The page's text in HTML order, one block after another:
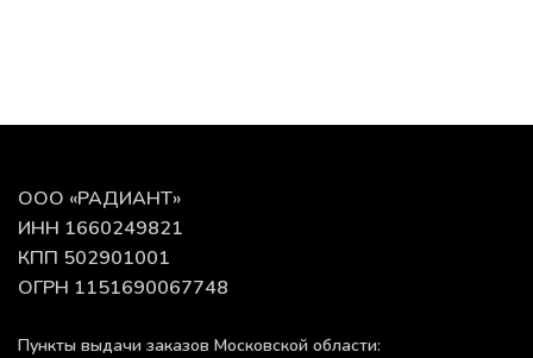
ООО «РАДИАНТ»
ИНН 1660249821
КПП 502901001
ОГРН 1151690067748
Пункты выдачи заказов Московской области: